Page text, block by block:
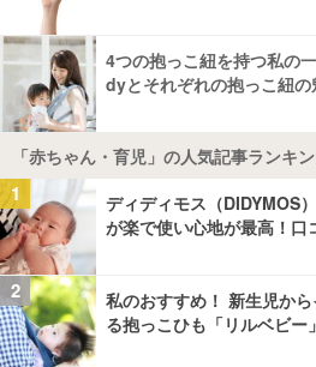
4つの抱っこ紐を持つ私の
dyとそれぞれの抱っこ紐
「赤ちゃん・育児」の人気記事ランキ
1
ディディモス（DIDYMOS
が楽で使い心地が最高！
2
私のおすすめ！ 新生児か
る抱っこひも「リルベビー」